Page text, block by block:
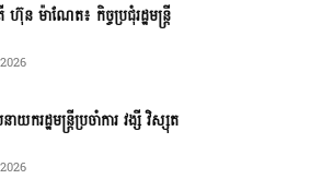
ហ៊ុន ម៉ាណែត៖ កិច្ចប្រជុំរដ្ឋមន្ត្រី
យករដ្ឋមន្ត្រីប្រចាំការ វង្សី វិស្សុត